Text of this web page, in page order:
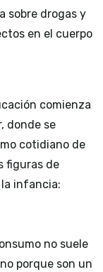
sobre drogas y
en el cuerpo
comienza
donde se
cotidiano de
figuras de
infancia:
no suele
porque son un